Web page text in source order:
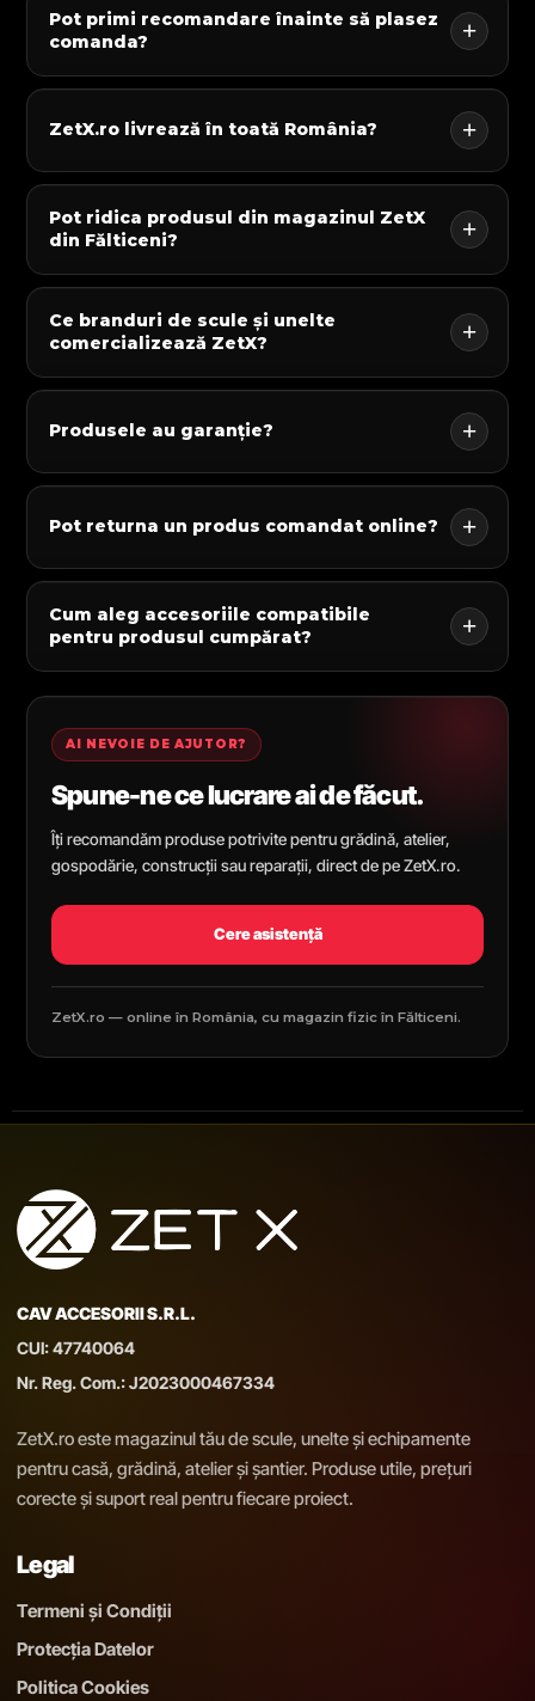
Pot primi recomandare înainte să plasez
comanda?
ZetX.ro livrează în toată România?
Pot ridica produsul din magazinul ZetX
din Fălticeni?
Ce branduri de scule și unelte
comercializează ZetX?
Produsele au garanție?
Pot returna un produs comandat online?
Cum aleg accesoriile compatibile
pentru produsul cumpărat?
AI NEVOIE DE AJUTOR?
Spune-ne ce lucrare ai de făcut.
Îți recomandăm produse potrivite pentru grădină, atelier,
gospodărie, construcții sau reparații, direct de pe ZetX.ro.
Cere asistență
ZetX.ro — online în România, cu magazin fizic în Fălticeni.
CAV ACCESORII S.R.L.
CUI: 47740064
Nr. Reg. Com.: J2023000467334
ZetX.ro este magazinul tău de scule, unelte și echipamente
pentru casă, grădină, atelier și șantier. Produse utile, prețuri
corecte și suport real pentru fiecare proiect.
Legal
Termeni și Condiții
Protecția Datelor
Politica Cookies